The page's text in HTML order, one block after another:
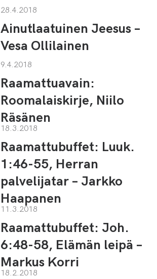
28.4.2018
Ainutlaatuinen Jeesus –
Vesa Ollilainen
9.4.2018
Raamattuavain:
Roomalaiskirje, Niilo
Räsänen
18.3.2018
Raamattubuffet: Luuk.
1:46-55, Herran
palvelijatar – Jarkko
Haapanen
11.3.2018
Raamattubuffet: Joh.
6:48-58, Elämän leipä –
Markus Korri
18.2.2018